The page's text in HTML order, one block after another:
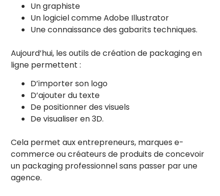
Couleur Métal :
+ Ajouter une autre dorure
Holographique (Iridiscence)
+
Vernis Sélectif
Vide
Vernis: Brillant
Relief: Bosse Intensité 0.030
Un graphiste
Un logiciel comme Adobe Illustrator
Une connaissance des gabarits techniques.
Aujourd’hui, les outils de création de packaging en
ligne permettent :
D’importer son logo
D’ajouter du texte
De positionner des visuels
De visualiser en 3D.
Cela permet aux entrepreneurs, marques e-
commerce ou créateurs de produits de concevoir
un packaging professionnel sans passer par une
agence.